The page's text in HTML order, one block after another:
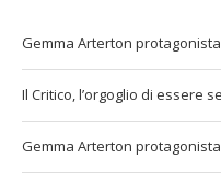
Gemma Arterton
Il Critico, l’orgoglio di essere
Gemma Arterton